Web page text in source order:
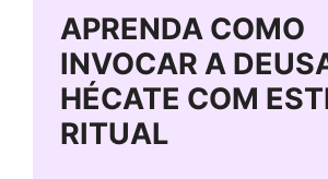
APRENDA COMO
INVOCAR A
HÉCATE COM
RITUAL